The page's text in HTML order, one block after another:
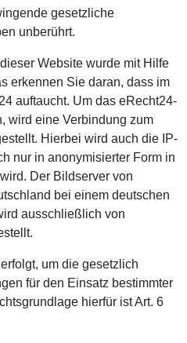
gesetzliche
unberührt.
Website wurde mit Hilfe
erkennen Sie daran, dass im
auftaucht. Um das eRecht24-
wird eine Verbindung zum
Hierbei wird auch die IP-
nur in anonymisierter Form in
Der Bildserver von
bei einem deutschen
ausschließlich von
um die gesetzlich
für den Einsatz bestimmter
hierfür ist Art. 6